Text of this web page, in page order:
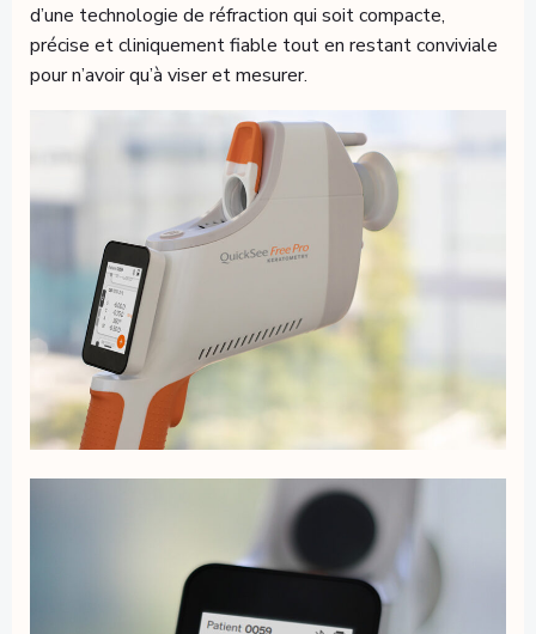
d’une technologie de réfraction qui soit compacte,
précise et cliniquement fiable tout en restant conviviale
pour n’avoir qu’à viser et mesurer.